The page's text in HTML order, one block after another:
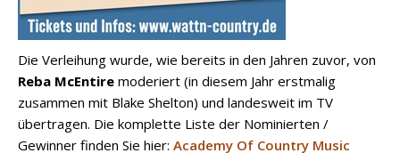
Die Verleihung wurde, wie bereits in den Jahren zuvor, von
Reba McEntire moderiert (in diesem Jahr erstmalig
zusammen mit Blake Shelton) und landesweit im TV
übertragen. Die komplette Liste der Nominierten /
Gewinner finden Sie hier: Academy Of Country Music